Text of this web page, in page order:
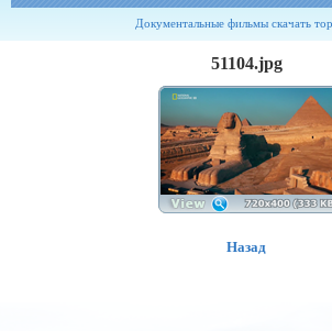
Документальные фильмы скачать
51104.jpg
Назад